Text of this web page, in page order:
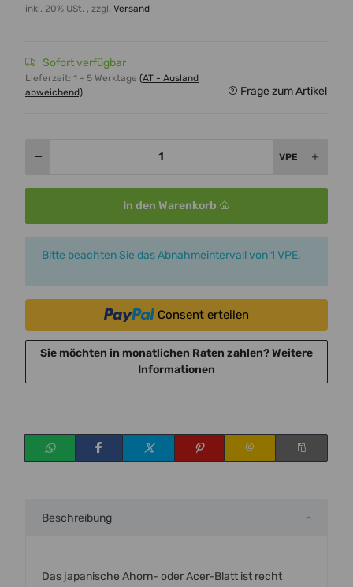
inkl. 20% USt. , zzgl. Versand
Sofort verfügbar
Lieferzeit: 1 - 5 Werktage (AT - Ausland
abweichend)
Frage zum Artikel
VPE
In den Warenkorb
x
Bitte beachten Sie das Abnahmeintervall von 1 VPE.
Consent erteilen
Sie möchten in monatlichen Raten zahlen?Weitere
Informationen
Beschreibung
Das japanische Ahorn- oder Acer-Blatt ist recht